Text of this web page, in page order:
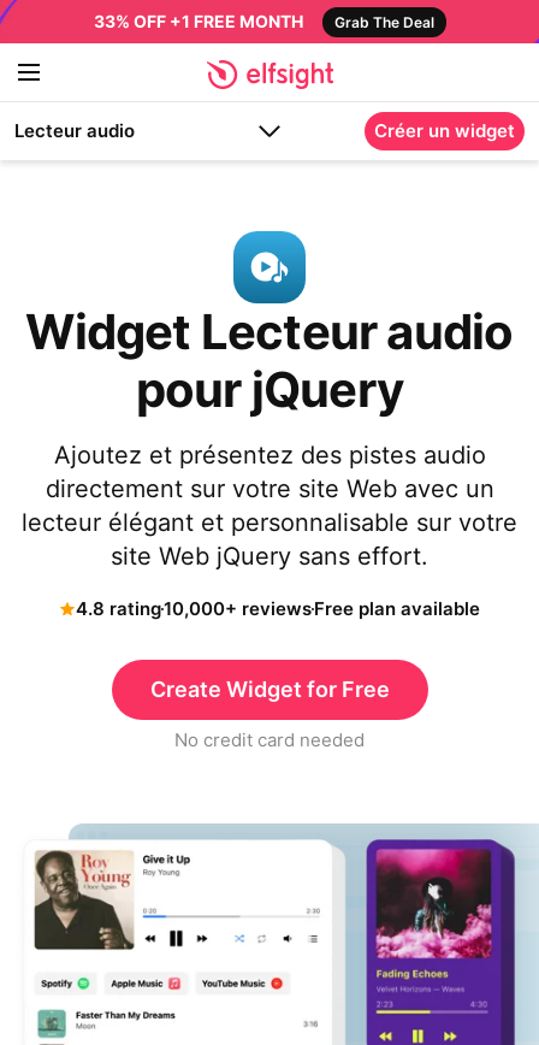
33% OFF +1 FREE MONTH Grab The Deal
Lecteur audio Créer un widget
Widget Lecteur audio
pour jQuery
Ajoutez et présentez des pistes audio
directement sur votre site Web avec un
lecteur élégant et personnalisable sur votre
site Web jQuery sans effort.
4.8 rating10,000+ reviewsFree plan available
Create Widget for Free
No credit card needed